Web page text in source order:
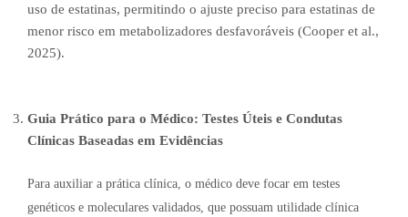
uso de estatinas, permitindo o ajuste preciso para estatinas de
menor risco em metabolizadores desfavoráveis (Cooper et al.,
2025).
Guia Prático para o Médico: Testes Úteis e Condutas
Clínicas Baseadas em Evidências
Para auxiliar a prática clínica, o médico deve focar em testes
genéticos e moleculares validados, que possuam utilidade clínica